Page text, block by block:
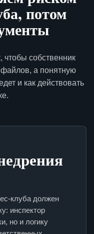
потом
чтобы собственник
а понятную
и как действовать
клуба должен
инспектор
но и логику